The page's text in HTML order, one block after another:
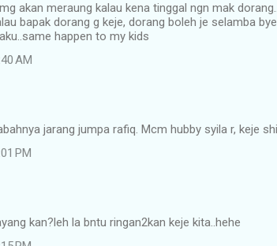
akan meraung kalau kena tinggal ngn mak
bapak dorang g keje, dorang boleh je selamba
happen to my kids
AM
jarang jumpa rafiq. Mcm hubby syila r, keje
PM
kan?leh la bntu ringan2kan keje kita..hehe